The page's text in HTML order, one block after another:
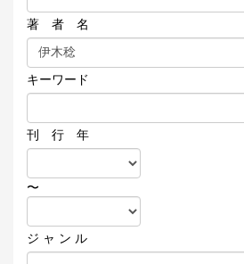
著 者 名
キーワード
刊 行 年
〜
ジ ャ ン ル